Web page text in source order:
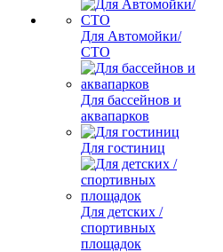
Для Автомойки/
СТО
Для бассейнов и
аквапарков
Для гостиниц
Для детских /
спортивных
площадок